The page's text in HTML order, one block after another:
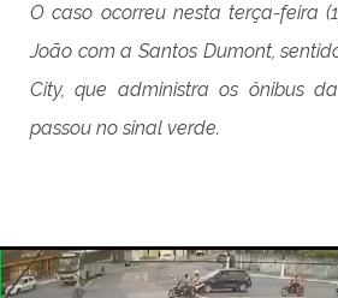
O caso ocorreu nesta terça-feira
João com a Santos Dumont,
City, que administra os ônibus
passou no sinal verde.
Tocador
de